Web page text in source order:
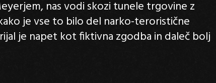
nas vodi skozi tunele trgovine z
je vse to bilo del narko-teroristične
je napet kot fiktivna zgodba in daleč bolj